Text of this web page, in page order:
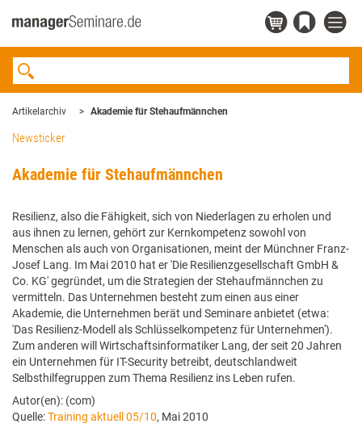
Artikelarchiv Akademie für Stehaufmännchen
Newsticker
Akademie für Stehaufmännchen
Resilienz, also die Fähigkeit, sich von Niederlagen zu erholen und
aus ihnen zu lernen, gehört zur Kernkompetenz sowohl von
Menschen als auch von Organisationen, meint der Münchner Franz-
Josef Lang. Im Mai 2010 hat er 'Die Resilienzgesellschaft GmbH &
Co. KG' gegründet, um die Strategien der Stehaufmännchen zu
vermitteln. Das Unternehmen besteht zum einen aus einer
Akademie, die Unternehmen berät und Seminare anbietet (etwa:
'Das Resilienz-Modell als Schlüsselkompetenz für Unternehmen').
Zum anderen will Wirtschaftsinformatiker Lang, der seit 20 Jahren
ein Unternehmen für IT-Security betreibt, deutschlandweit
Selbsthilfegruppen zum Thema Resilienz ins Leben rufen.
Autor(en): (com)
Quelle:Training aktuell 05/10, Mai 2010